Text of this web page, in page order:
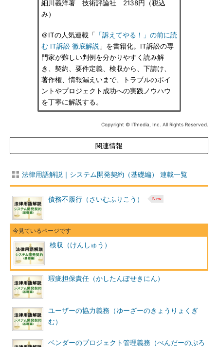
細川義洋著 技術評論社 2138円（税込
み）
＠ITの人気連載「 「訴えてやる！」の前に読
む IT訴訟 徹底解説 」を書籍化。IT訴訟の専
門家が難しい判例を分かりやすく読み解
き、契約、要件定義、検収から、下請け、
著作権、情報漏えいまで、トラブルのポイ
ントやプロジェクト成功への実践ノウハウ
を丁寧に解説する。
Copyright © ITmedia, Inc. All Rights Reserved.
関連情報
法律用語解説｜システム開発契約（基礎編） 連載一覧
債務不履行（さいむふりこう）
検収（けんしゅう）
瑕疵担保責任（かしたんぽせきにん）
ユーザーの協力義務（ゆーざーのきょうりょくぎ
む）
ベンダーのプロジェクト管理義務（べんだーのぷろ